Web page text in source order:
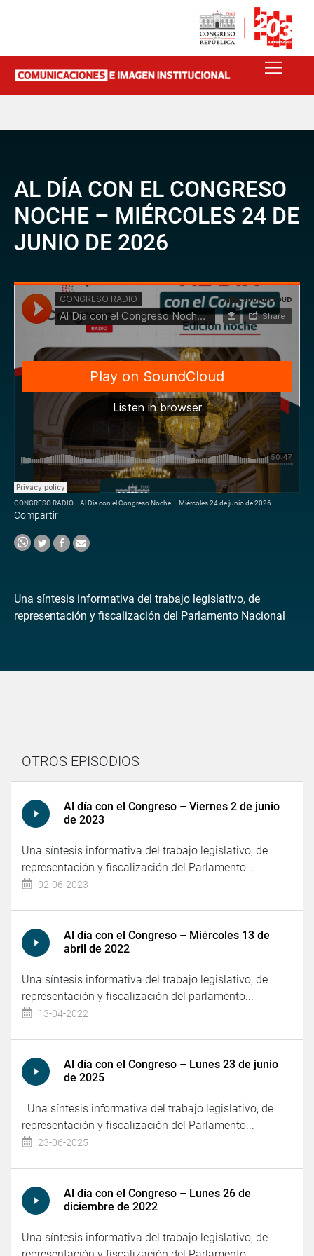
AL DÍA CON EL CONGRESO
NOCHE – MIÉRCOLES 24 DE
JUNIO DE 2026
CONGRESO RADIO · Al Día con el Congreso Noche – Miércoles 24 de junio de 2026
Compartir
Una síntesis informativa del trabajo legislativo, de
representación y fiscalización del Parlamento Nacional
OTROS EPISODIOS
Al día con el Congreso – Viernes 2 de junio
de 2023
Una síntesis informativa del trabajo legislativo, de
representación y fiscalización del Parlamento...
02-06-2023
Al día con el Congreso – Miércoles 13 de
abril de 2022
Una síntesis informativa del trabajo legislativo, de
representación y fiscalización del parlamento...
13-04-2022
Al día con el Congreso – Lunes 23 de junio
de 2025
Una síntesis informativa del trabajo legislativo, de
representación y fiscalización del Parlamento...
23-06-2025
Al día con el Congreso – Lunes 26 de
diciembre de 2022
Una síntesis informativa del trabajo legislativo, de